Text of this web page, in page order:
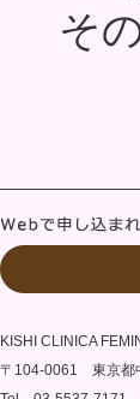
そ
KISHI CLINICA
〒104-0061 東京都